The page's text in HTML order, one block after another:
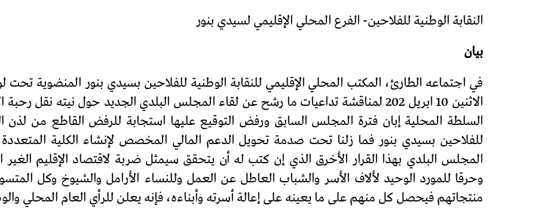
النقابة الوطنية للفلاحين- الفرع المحلي الإقليمي لسيدي بنور
بیان
في اجتماعه الطارئ، المكتب المحلي الإقليمي للنقابة الوطنية للفلاحين بسيدي بنور المنضوية تحت
الاثنين 10 ابريل 202 لمناقشة تداعيات ما رشح عن لقاء المجلس البلدي الجديد حول نيته
السلطة المحلية إبان فترة المجلس السابق ورفض التوقيع عليها استجابة للرفض القاطع من لذن
للفلاحين بسيدي بنور فما زلنا تحت صدمة تحويل الدعم المالي المخصص لإنشاء الكلية
المجلس البلدي بهذا القرار الأخرق الذي إن كتب له أن يتحقق سيمثل ضربة لاقتصاد الإقليم
وحرقا للمورد الوحيد لألاف الأسر والشباب العاطل عن العمل وللنساء الأرامل والشيوخ وكل
منتجاتهم فيحصل كل منهم على ما يعينه على إعالة أسرته وأبناءه، فإنه يعلن للرأي العام المحلي